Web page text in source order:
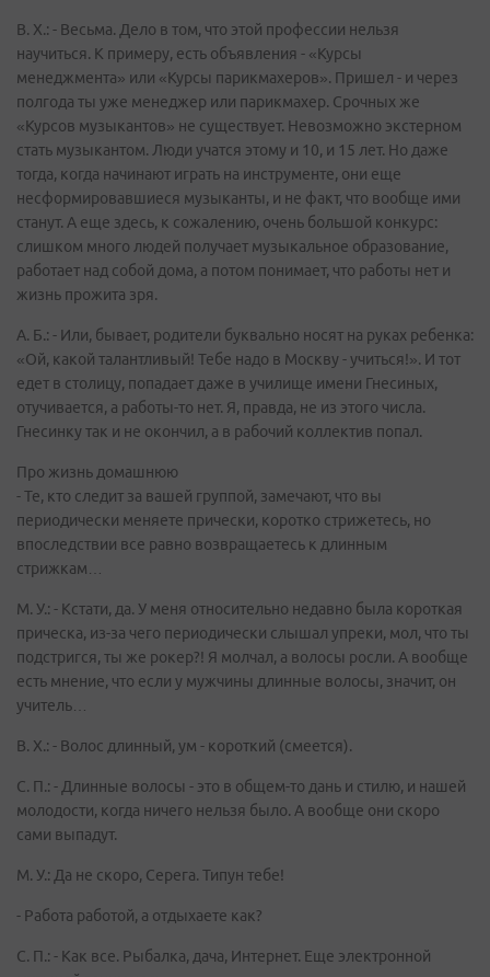
В. Х.: - Весьма. Дело в том, что этой профессии нельзя
научиться. К примеру, есть объявления - «Курсы
менеджмента» или «Курсы парикмахеров». Пришел - и через
полгода ты уже менеджер или парикмахер. Срочных же
«Курсов музыкантов» не существует. Невозможно экстерном
стать музыкантом. Люди учатся этому и 10, и 15 лет. Но даже
тогда, когда начинают играть на инструменте, они еще
несформировавшиеся музыканты, и не факт, что вообще ими
станут. А еще здесь, к сожалению, очень большой конкурс:
слишком много людей получает музыкальное образование,
работает над собой дома, а потом понимает, что работы нет и
жизнь прожита зря.
А. Б.: - Или, бывает, родители буквально носят на руках ребенка:
«Ой, какой талантливый! Тебе надо в Москву - учиться!». И тот
едет в столицу, попадает даже в училище имени Гнесиных,
отучивается, а работы-то нет. Я, правда, не из этого числа.
Гнесинку так и не окончил, а в рабочий коллектив попал.
Про жизнь домашнюю
- Те, кто следит за вашей группой, замечают, что вы
периодически меняете прически, коротко стрижетесь, но
впоследствии все равно возвращаетесь к длинным
стрижкам…
М. У.: - Кстати, да. У меня относительно недавно была короткая
прическа, из-за чего периодически слышал упреки, мол, что ты
подстригся, ты же рокер?! Я молчал, а волосы росли. А вообще
есть мнение, что если у мужчины длинные волосы, значит, он
учитель…
В. Х.: - Волос длинный, ум - короткий (смеется).
С. П.: - Длинные волосы - это в общем-то дань и стилю, и нашей
молодости, когда ничего нельзя было. А вообще они скоро
сами выпадут.
М. У.: Да не скоро, Серега. Типун тебе!
- Работа работой, а отдыхаете как?
С. П.: - Как все. Рыбалка, дача, Интернет. Еще электронной